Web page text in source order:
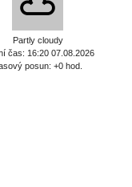
Partly cloudy
čas: 16:20 07.08.2026
posun: +0 hod.